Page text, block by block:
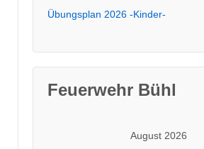
Übungsplan 2026 -Kinder-
Feuerwehr Bühl
August 2026